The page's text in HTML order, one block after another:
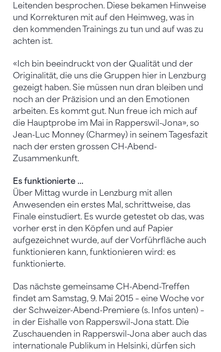
Leitenden besprochen. Diese bekamen Hinweise
und Korrekturen mit auf den Heimweg, was in
den kommenden Trainings zu tun und auf was zu
achten ist.
«Ich bin beeindruckt von der Qualität und der
Originalität, die uns die Gruppen hier in Lenzburg
gezeigt haben. Sie müssen nun dran bleiben und
noch an der Präzision und an den Emotionen
arbeiten. Es kommt gut. Nun freue ich mich auf
die Hauptprobe im Mai in Rapperswil-Jona», so
Jean-Luc Monney (Charmey) in seinem Tagesfazit
nach der ersten grossen CH-Abend-
Zusammenkunft.
Es funktionierte …
Über Mittag wurde in Lenzburg mit allen
Anwesenden ein erstes Mal, schrittweise, das
Finale einstudiert. Es wurde getestet ob das, was
vorher erst in den Köpfen und auf Papier
aufgezeichnet wurde, auf der Vorführfläche auch
funktionieren kann, funktionieren wird: es
funktionierte.
Das nächste gemeinsame CH-Abend-Treffen
findet am Samstag, 9. Mai 2015 – eine Woche vor
der Schweizer-Abend-Premiere (s. Infos unten) –
in der Eishalle von Rapperswil-Jona statt. Die
Zuschauenden in Rapperswil-Jona aber auch das
internationale Publikum in Helsinki, dürfen sich